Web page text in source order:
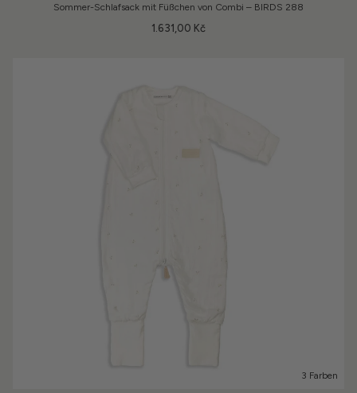
Sommer-Schlafsack mit Füßchen von Combi – BIRDS 288
1.631,00 Kč
3 Farben